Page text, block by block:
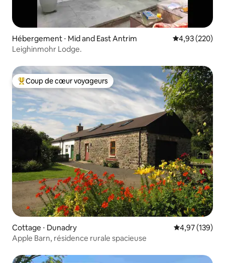
Hébergement ⋅ Mid and East Antrim Évaluation
4,93 (220)
Leighinmohr Lodge.
Coups de cœur voyageurs les plus appréciés
Coup de cœur voyageurs
Cottage ⋅ Dunadry Évaluation
4,97 (139)
Apple Barn, résidence rurale spacieuse